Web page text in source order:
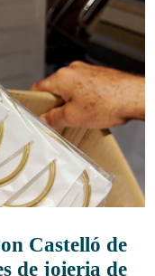
Castelló de
de joieria de